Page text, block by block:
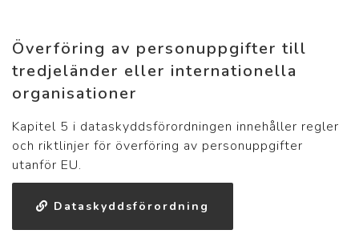
Överföring av personuppgifter till
tredjeländer eller internationella
organisationer
Kapitel 5 i dataskyddsförordningen innehåller regler
och riktlinjer för överföring av personuppgifter
utanför EU.
Dataskyddsförordning